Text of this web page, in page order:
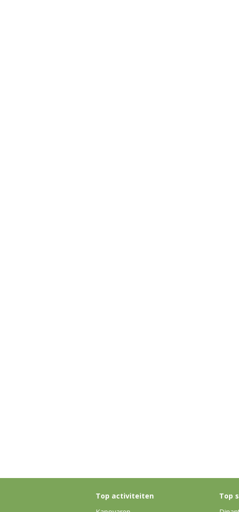
Top activiteiten
Top